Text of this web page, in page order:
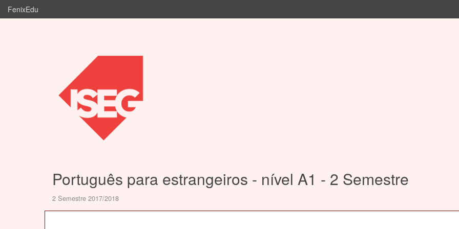
FenixEdu
Português para estrangeiros - nível A1 - 2 Semestre
2 Semestre 2017/2018